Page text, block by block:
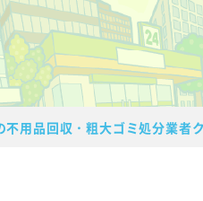
不用品回収・粗大ゴミ処分業者